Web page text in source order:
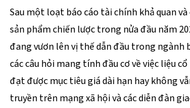
Sau một loạt báo cáo tài chính khả quan
sản phẩm chiến lược trong nửa đầu năm
đang vươn lên vị thế dẫn đầu trong ngành
các câu hỏi mang tính đầu cơ về việc liệu
đạt được mục tiêu giá dài hạn hay không
truyền trên mạng xã hội và các diễn đàn